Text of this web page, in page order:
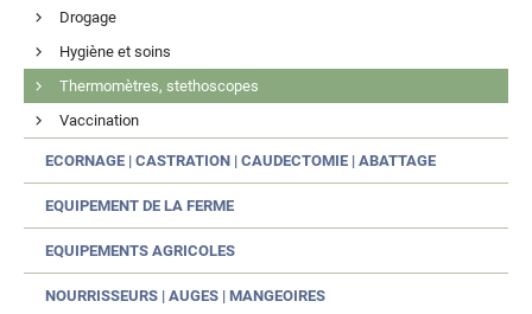
Drogage
Hygiène et soins
Thermomètres, stethoscopes
Vaccination
ECORNAGE | CASTRATION | CAUDECTOMIE | ABATTAGE
EQUIPEMENT DE LA FERME
EQUIPEMENTS AGRICOLES
NOURRISSEURS | AUGES | MANGEOIRES